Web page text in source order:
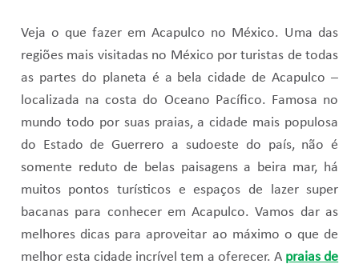
Veja o que fazer em Acapulco no México. Uma das
regiões mais visitadas no México por turistas de todas
as partes do planeta é a bela cidade de Acapulco –
localizada na costa do Oceano Pacífico. Famosa no
mundo todo por suas praias, a cidade mais populosa
do Estado de Guerrero a sudoeste do país, não é
somente reduto de belas paisagens a beira mar, há
muitos pontos turísticos e espaços de lazer super
bacanas para conhecer em Acapulco. Vamos dar as
melhores dicas para aproveitar ao máximo o que de
melhor esta cidade incrível tem a oferecer. A praias de